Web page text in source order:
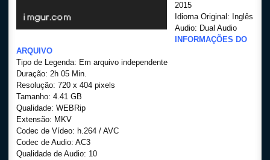
2015
Idioma Original: Inglês
Audio: Dual Audio
INFORMAÇÕES DO
ARQUIVO
Tipo de Legenda: Em arquivo independente
Duração: 2h 05 Min.
Resolução: 720 x 404 pixels
Tamanho: 4.41 GB
Qualidade: WEBRip
Extensão: MKV
Codec de Vídeo: h.264 / AVC
Codec de Audio: AC3
Qualidade de Audio: 10